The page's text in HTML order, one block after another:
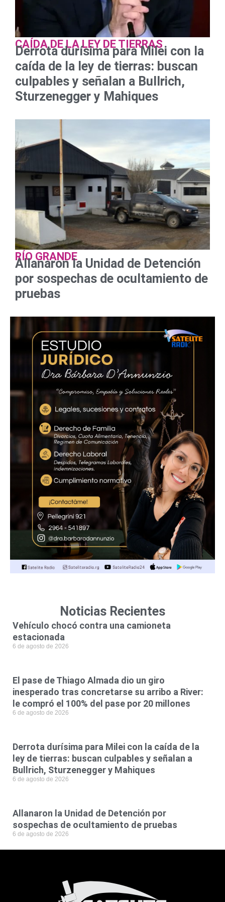
CAÍDA DE LA LEY DE TIERRAS
Derrota durísima para Milei con la
caída de la ley de tierras: buscan
culpables y señalan a Bullrich,
Sturzenegger y Mahiques
RÍO GRANDE
Allanaron la Unidad de Detención
por sospechas de ocultamiento de
pruebas
Noticias Recientes
Vehículo chocó contra una camioneta
estacionada
6 de agosto de 2026
El pase de Thiago Almada dio un giro
inesperado tras concretarse su arribo a River:
le compró el 100% del pase por 20 millones
6 de agosto de 2026
Derrota durísima para Milei con la caída de la
ley de tierras: buscan culpables y señalan a
Bullrich, Sturzenegger y Mahiques
6 de agosto de 2026
Allanaron la Unidad de Detención por
sospechas de ocultamiento de pruebas
6 de agosto de 2026